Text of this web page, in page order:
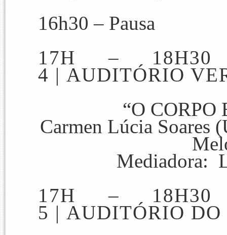
16h30 – Pausa
17H – 18H30
4 | AUDITÓRIO
“O CORPO
Carmen Lúcia Soares
Mediadora:
17H – 18H30
5 | AUDITÓRIO DO